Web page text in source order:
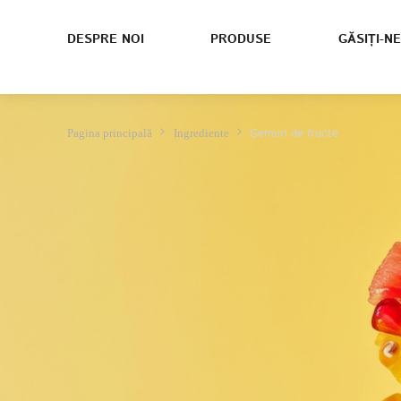
DESPRE NOI PRODUSE GĂSIȚI-NE
Pagina principală Ingrediente Gemuri de fructe